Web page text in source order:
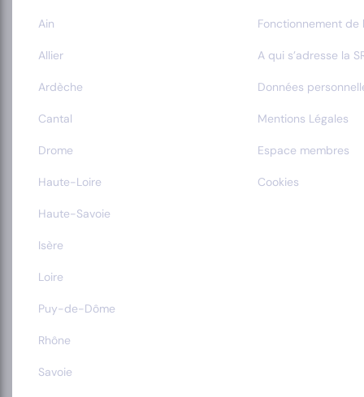
Ain
Allier
Ardèche
Cantal
Drome
Haute-Loire
Haute-Savoie
Isère
Loire
Puy-de-Dôme
Rhône
Savoie
Fonctionnement de
A qui s’adresse la
Données
Mentions Légales
Espace membres
Cookies